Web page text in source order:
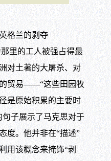
格兰的剥夺
那里的工人被强占得最
对土著的大屠杀、对
贸易——“这些田园牧
是原始积累的主要时
子展示了马克思对于
度。他并非在“描述”
用该概念来掩饰“剥